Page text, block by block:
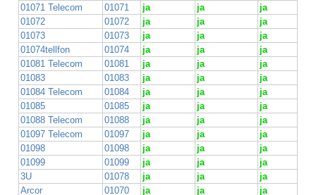
01071 Telecom
01071 ja ja
ja
01072
01072 ja ja
ja
01073
01073 ja ja
ja
01074tellfon
01074 ja ja
ja
01081 Telecom
01081 ja ja
ja
01083
01083 ja ja
ja
01084 Telecom
01084 ja ja
ja
01085
01085 ja ja
ja
01088 Telecom
01088 ja ja
ja
01097 Telecom
01097 ja ja
ja
01098
01098 ja ja
ja
01099
01099 ja ja
ja
3U
01078 ja ja
ja
Arcor
01070 ja ja
ja